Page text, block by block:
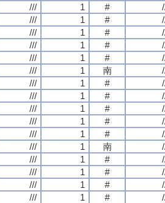
/// 1 #
/// 1 #
/// 1 #
/// 1 #
/// 1 #
/// 1 南
/// 1 #
/// 1 #
/// 1 #
/// 1 #
/// 1 #
/// 1 南
/// 1 #
/// 1 #
/// 1 #
/// 1 #